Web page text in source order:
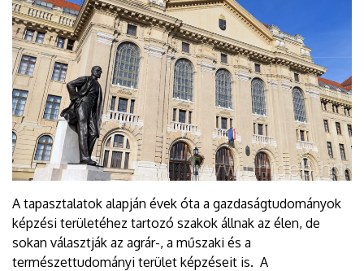
A tapasztalatok alapján évek óta a gazdaságtudományok
képzési területéhez tartozó szakok állnak az élen, de
sokan választják az agrár-, a műszaki és a
természettudományi terület képzéseit is. A